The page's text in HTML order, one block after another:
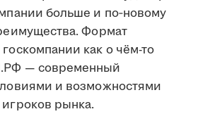
больше и по‑новому
Формат
как о чём-то
— современный
и возможностями
рынка.